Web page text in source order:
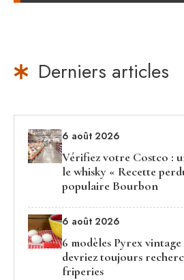
Derniers articles
6 août 2026
Vérifiez votre Costco :
le whisky « Recette
populaire Bourbon
6 août 2026
6 modèles Pyrex
devriez toujours
friperies